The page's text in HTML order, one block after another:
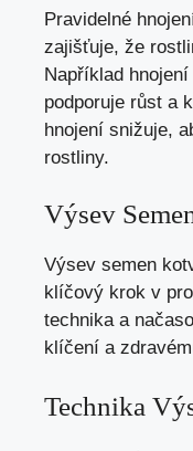
Pravidelné
zajišťuje, že
Například
podporuje růst a
hnojení snižuje,
rostliny.
Výsev
Výsev semen
klíčový krok v
technika a
klíčení a
Technika